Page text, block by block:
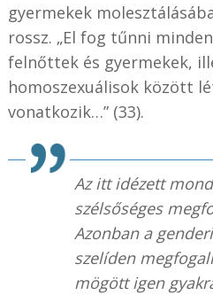
gyermekek
rossz. „El fog tűnni
felnőttek és gyermekek,
homoszexuálisok között
vonatkozik…” (33).
Az itt idézett
szélsőséges
Azonban a
szelíden
mögött igen